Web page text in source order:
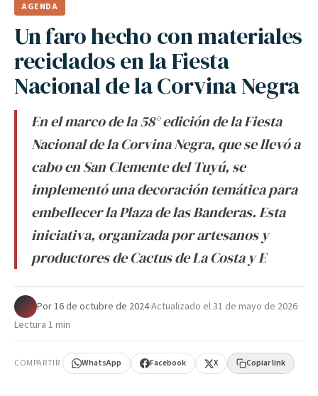
AGENDA
Un faro hecho con materiales
reciclados en la Fiesta
Nacional de la Corvina Negra
En el marco de la 58° edición de la Fiesta
Nacional de la Corvina Negra, que se llevó a
cabo en San Clemente del Tuyú, se
implementó una decoración temática para
embellecer la Plaza de las Banderas. Esta
iniciativa, organizada por artesanos y
productores de Cactus de La Costa y E
Por·16 de octubre de 2024·Actualizado el31 de mayo de 2026·
Lectura 1 min
COMPARTIR WhatsApp Facebook X Copiar link